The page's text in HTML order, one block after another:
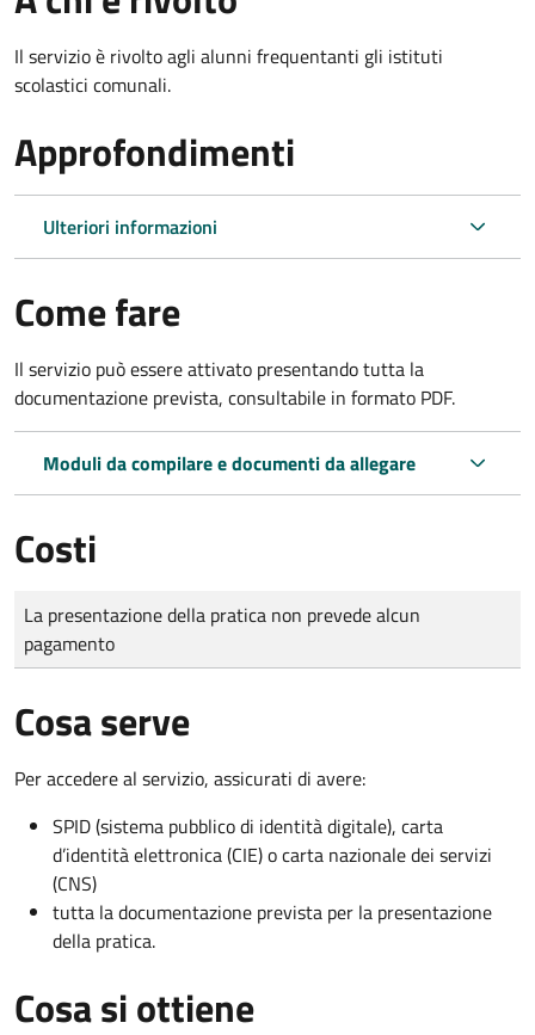
Il servizio è rivolto agli alunni frequentanti gli istituti
scolastici comunali.
Approfondimenti
Ulteriori informazioni
Come fare
Il servizio può essere attivato presentando tutta la
documentazione prevista, consultabile in formato PDF.
Moduli da compilare e documenti da allegare
Costi
Tipo di pagamento
Importo
La presentazione della pratica non prevede alcun
pagamento
Cosa serve
Per accedere al servizio, assicurati di avere:
SPID (sistema pubblico di identità digitale), carta
d’identità elettronica (CIE) o carta nazionale dei servizi
(CNS)
tutta la documentazione prevista per la presentazione
della pratica.
Cosa si ottiene